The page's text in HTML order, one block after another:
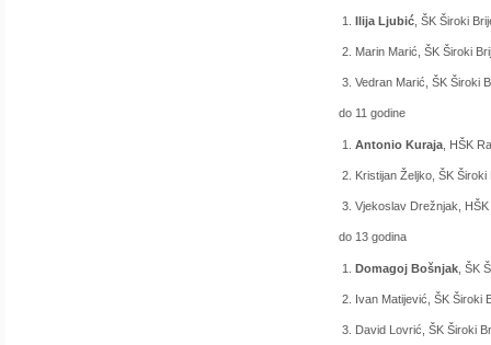
Ilija Ljubić , ŠK Široki
Marin Marić, ŠK Široki
Vedran Marić, ŠK Široki
do 11 godine
Antonio Kuraja , HŠK
Kristijan Željko, ŠK Široki
Vjekoslav Drežnjak,
do 13 godina
Domagoj Bošnjak , ŠK
Ivan Matijević, ŠK Široki
David Lovrić, ŠK Široki